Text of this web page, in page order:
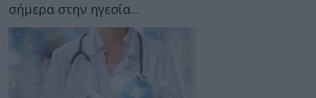
σήμερα στην ηγεσία...